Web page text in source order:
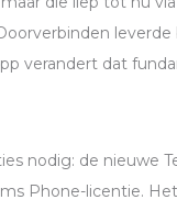
leverde
verandert dat
nodig: de nieuwe
Phone-licentie.